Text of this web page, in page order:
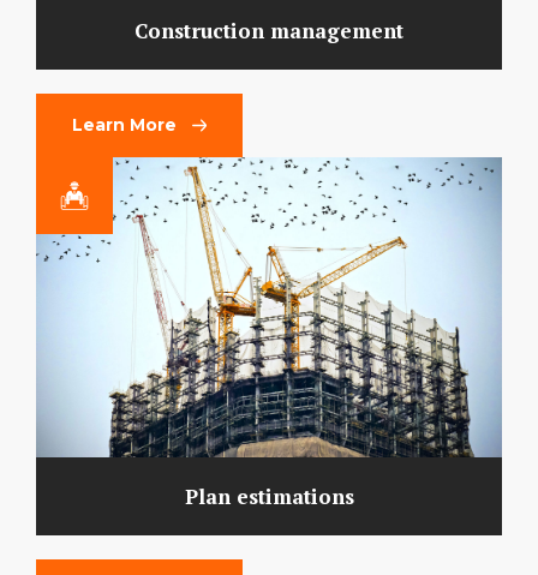
Construction management
Learn More
Plan estimations